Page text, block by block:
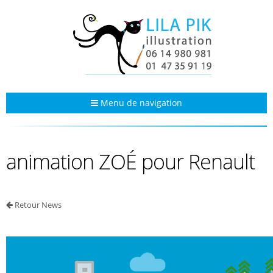
Menu de navigation
animation ZOÉ pour Renault
Retour News